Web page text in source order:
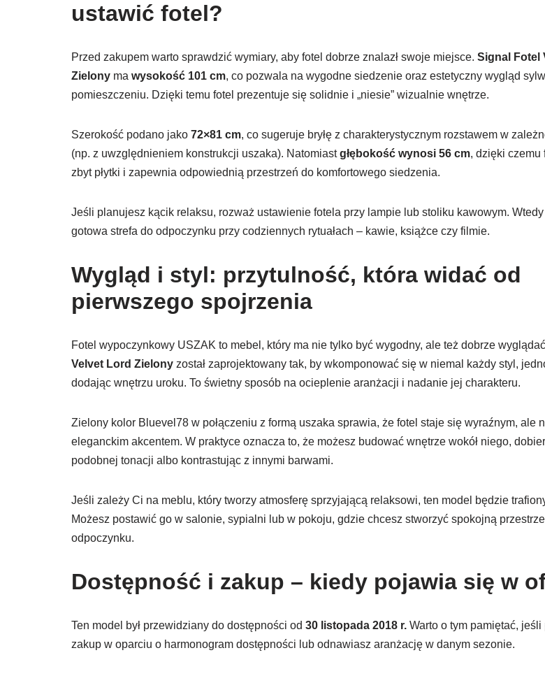
ustawić fotel?
Przed zakupem warto sprawdzić wymiary, aby fotel dobrze znalazł swoje miejsce. Signal Fotel
Zielony ma wysokość 101 cm, co pozwala na wygodne siedzenie oraz estetyczny wygląd
pomieszczeniu. Dzięki temu fotel prezentuje się solidnie i „niesie” wizualnie wnętrze.
Szerokość podano jako 72×81 cm, co sugeruje bryłę z charakterystycznym rozstawem w
(np. z uwzględnieniem konstrukcji uszaka). Natomiastgłębokość wynosi 56 cm, dzięki czemu
zbyt płytki i zapewnia odpowiednią przestrzeń do komfortowego siedzenia.
Jeśli planujesz kącik relaksu, rozważ ustawienie fotela przy lampie lub stoliku kawowym.
gotowa strefa do odpoczynku przy codziennych rytuałach – kawie, książce czy filmie.
Wygląd i styl: przytulność, która widać od
pierwszego spojrzenia
Fotel wypoczynkowy USZAK to mebel, który ma nie tylko być wygodny, ale też dobrze
Velvet Lord Zielony został zaprojektowany tak, by wkomponować się w niemal każdy styl,
dodając wnętrzu uroku. To świetny sposób na ocieplenie aranżacji i nadanie jej charakteru.
Zielony kolor Bluevel78 w połączeniu z formą uszaka sprawia, że fotel staje się wyraźnym, ale
eleganckim akcentem. W praktyce oznacza to, że możesz budować wnętrze wokół niego,
podobnej tonacji albo kontrastując z innymi barwami.
Jeśli zależy Ci na meblu, który tworzy atmosferę sprzyjającą relaksowi, ten model będzie
Możesz postawić go w salonie, sypialni lub w pokoju, gdzie chcesz stworzyć spokojną
odpoczynku.
Dostępność i zakup – kiedy pojawia się w
Ten model był przewidziany do dostępności od 30 listopada 2018 r. Warto o tym pamiętać, jeśli
zakup w oparciu o harmonogram dostępności lub odnawiasz aranżację w danym sezonie.